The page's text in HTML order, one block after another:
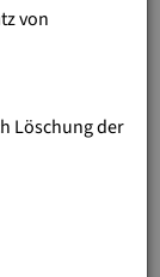
FMA
von
Löschung der